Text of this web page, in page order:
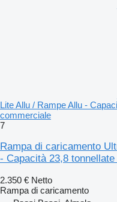
Lite Allu / Rampe Allu -
commerciale
7
Rampa di caricamento
- Capacità 23,8
2.350 € Netto
Rampa di caricamento